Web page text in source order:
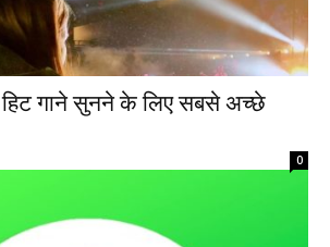
गाने सुनने के लिए सबसे अच्छे
0